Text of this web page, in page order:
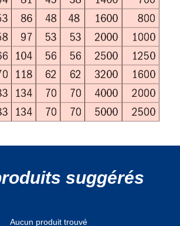
suggérés
Aucun produit trouvé